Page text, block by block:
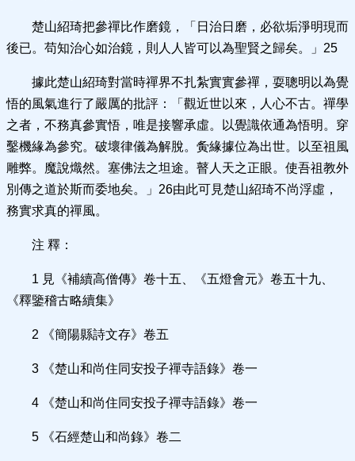
楚山紹琦把參禪比作磨鏡，「日治日磨，必欲垢淨明現而
後已。苟知治心如治鏡，則人人皆可以為聖賢之歸矣。」25
據此楚山紹琦對當時禪界不扎紮實實參禪，耍聰明以為覺
悟的風氣進行了嚴厲的批評：「觀近世以來，人心不古。禪學
之者，不務真參實悟，唯是接響承虛。以覺識依通為悟明。穿
鑿機緣為參究。破壞律儀為解脫。夤緣據位為出世。以至祖風
雕弊。魔說熾然。塞佛法之坦途。瞽人天之正眼。使吾祖教外
別傳之道於斯而委地矣。」26由此可見楚山紹琦不尚浮虛，
務實求真的禪風。
注 釋：
1 見《補續高僧傳》卷十五、《五燈會元》卷五十九、
《釋鑒稽古略續集》
2 《簡陽縣詩文存》卷五
3 《楚山和尚住同安投子禪寺語錄》卷一
4 《楚山和尚住同安投子禪寺語錄》卷一
5 《石經楚山和尚錄》卷二